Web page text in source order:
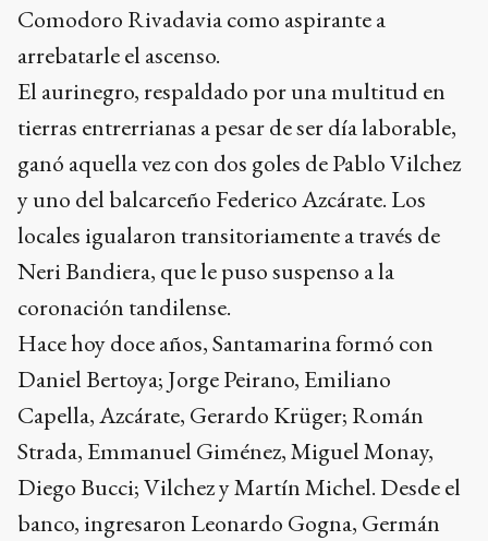
Comodoro Rivadavia como aspirante a
arrebatarle el ascenso.
El aurinegro, respaldado por una multitud en
tierras entrerrianas a pesar de ser día laborable,
ganó aquella vez con dos goles de Pablo Vilchez
y uno del balcarceño Federico Azcárate. Los
locales igualaron transitoriamente a través de
Neri Bandiera, que le puso suspenso a la
coronación tandilense.
Hace hoy doce años, Santamarina formó con
Daniel Bertoya; Jorge Peirano, Emiliano
Capella, Azcárate, Gerardo Krüger; Román
Strada, Emmanuel Giménez, Miguel Monay,
Diego Bucci; Vilchez y Martín Michel. Desde el
banco, ingresaron Leonardo Gogna, Germán